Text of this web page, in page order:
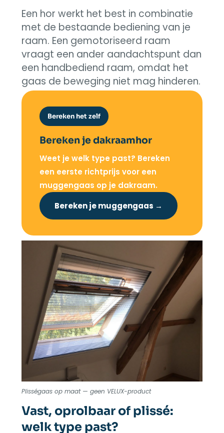
Een hor werkt het best in combinatie
met de bestaande bediening van je
raam. Een gemotoriseerd raam
vraagt een ander aandachtspunt dan
een handbediend raam, omdat het
gaas de beweging niet mag hinderen.
Bereken het zelf
Bereken je dakraamhor
Weet je welk type past? Bereken
een eerste richtprijs voor een
muggengaas op je dakraam.
Bereken je muggengaas →
Plisségaas op maat — geen VELUX-product
Vast, oprolbaar of plissé:
welk type past?